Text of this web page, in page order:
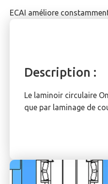
ECAI améliore
Description :
Le laminoir circulaire
que par laminage de